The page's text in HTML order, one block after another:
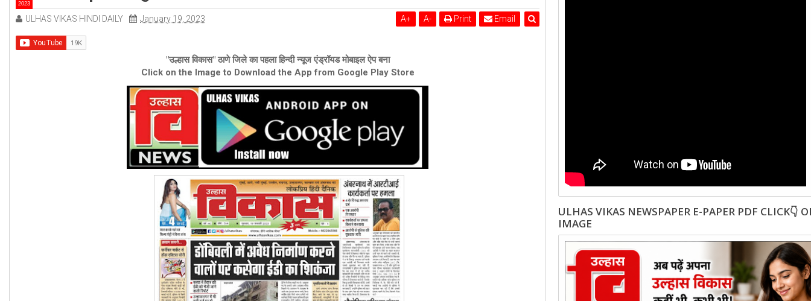
ULHAS VIKAS HINDI DAILY January 19, 2023 A+ A- Print Email
"उल्हास विकास" ठाणे जिले का पहला हिन्दी न्यूज एंड्रॉयड मोबाइल ऐप बना
Click on the Image to Download the App from Google Play Store
2023
ULHAS VIKAS NEWSPAPER E-PAPER PDF CLICK👇
IMAGE